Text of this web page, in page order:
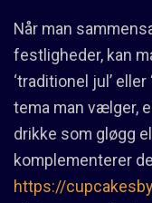
Når man
festligheder, kan
‘traditionel jul’
tema man vælger,
drikke som gløgg
komplementerer
https://